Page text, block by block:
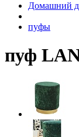
Домашний
пуфы
пуф